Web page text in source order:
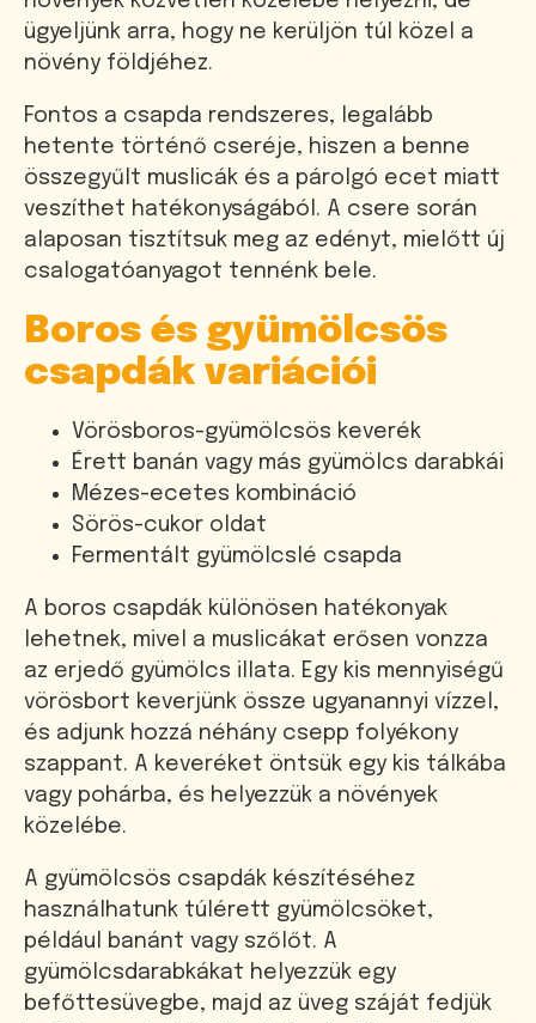
ügyeljünk arra, hogy ne kerüljön túl közel a
növény földjéhez.
Fontos a csapda rendszeres, legalább
hetente történő cseréje, hiszen a benne
összegyűlt muslicák és a párolgó ecet miatt
veszíthet hatékonyságából. A csere során
alaposan tisztítsuk meg az edényt, mielőtt új
csalogatóanyagot tennénk bele.
Boros és gyümölcsös
csapdák variációi
Vörösboros-gyümölcsös keverék
Érett banán vagy más gyümölcs darabkái
Mézes-ecetes kombináció
Sörös-cukor oldat
Fermentált gyümölcslé csapda
A boros csapdák különösen hatékonyak
lehetnek, mivel a muslicákat erősen vonzza
az erjedő gyümölcs illata. Egy kis mennyiségű
vörösbort keverjünk össze ugyanannyi vízzel,
és adjunk hozzá néhány csepp folyékony
szappant. A keveréket öntsük egy kis tálkába
vagy pohárba, és helyezzük a növények
közelébe.
A gyümölcsös csapdák készítéséhez
használhatunk túlérett gyümölcsöket,
például banánt vagy szőlőt. A
gyümölcsdarabkákat helyezzük egy
befőttesüvegbe, majd az üveg száját fedjük